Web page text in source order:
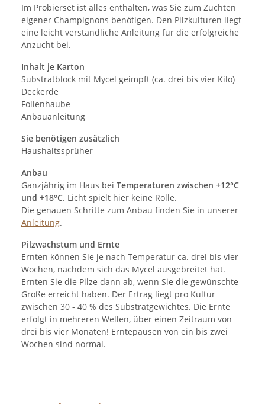
Im Probierset ist alles enthalten, was Sie zum Züchten
eigener Champignons benötigen. Den Pilzkulturen liegt
eine leicht verständliche Anleitung für die erfolgreiche
Anzucht bei.
Inhalt je Karton
Substratblock mit Mycel geimpft (ca. drei bis vier Kilo)
Deckerde
Folienhaube
Anbauanleitung
Sie benötigen zusätzlich
Haushaltssprüher
Anbau
Ganzjährig im Haus bei Temperaturen zwischen +12°C
und +18°C. Licht spielt hier keine Rolle.
Die genauen Schritte zum Anbau finden Sie in unserer
Anleitung.
Pilzwachstum und Ernte
Ernten können Sie je nach Temperatur ca. drei bis vier
Wochen, nachdem sich das Mycel ausgebreitet hat.
Ernten Sie die Pilze dann ab, wenn Sie die gewünschte
Große erreicht haben. Der Ertrag liegt pro Kultur
zwischen 30 - 40 % des Substratgewichtes. Die Ernte
erfolgt in mehreren Wellen, über einen Zeitraum von
drei bis vier Monaten! Erntepausen von ein bis zwei
Wochen sind normal.